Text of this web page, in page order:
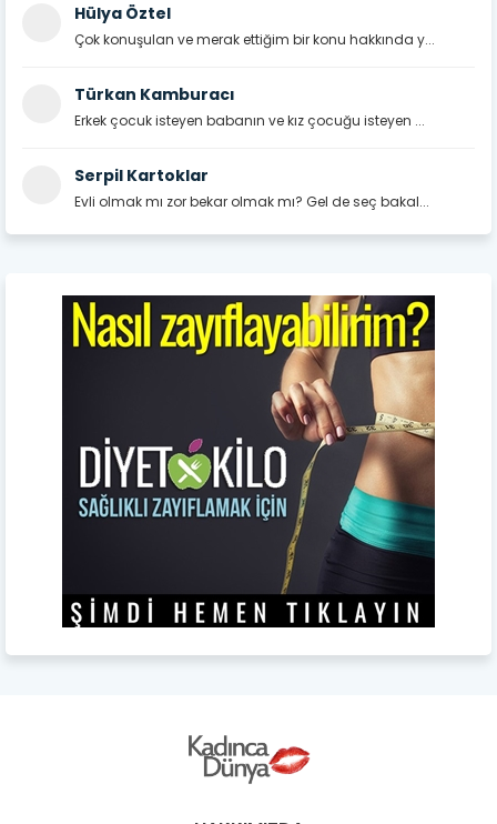
Hülya Öztel
Çok konuşulan ve merak ettiğim bir konu hakkında y...
Türkan Kamburacı
Erkek çocuk isteyen babanın ve kız çocuğu isteyen ...
Serpil Kartoklar
Evli olmak mı zor bekar olmak mı? Gel de seç bakal...